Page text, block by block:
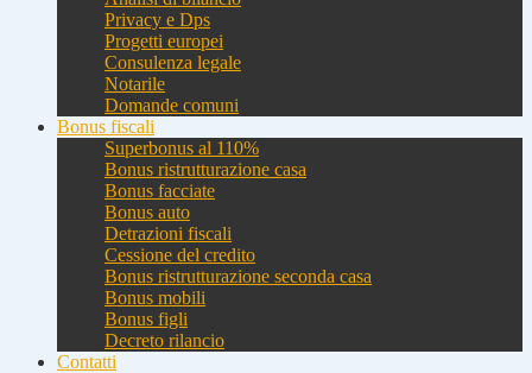
Privacy e Dps
Progetti europei
Consulenza legale
Notarile
Domande comuni
Bonus fiscali
Superbonus al 110%
Bonus ristrutturazione casa
Bonus facciate
Bonus auto
Detrazioni fiscali
Cessione del credito
Bonus ristrutturazione seconda casa
Bonus mobili
Bonus figli
Decreto rilancio
Contatti